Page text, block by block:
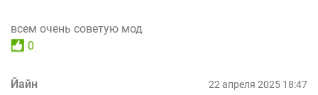
всем очень советую мод
0
Йайн 22 апреля 2025 18:47